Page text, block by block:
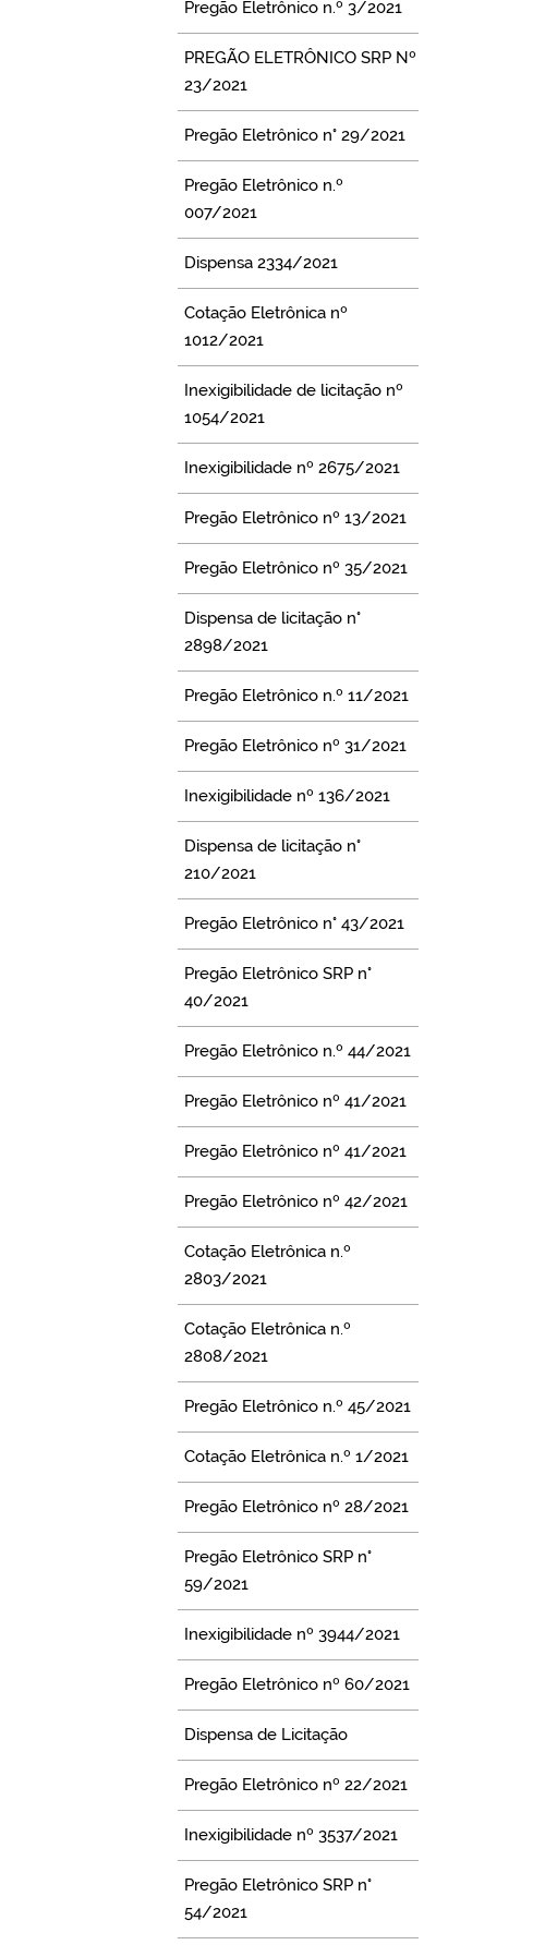
Pregão Eletrônico n.º 3/2021
PREGÃO ELETRÔNICO SRP Nº
23/2021
Pregão Eletrônico n° 29/2021
Pregão Eletrônico n.º
007/2021
Dispensa 2334/2021
Cotação Eletrônica nº
1012/2021
Inexigibilidade de licitação nº
1054/2021
Inexigibilidade nº 2675/2021
Pregão Eletrônico nº 13/2021
Pregão Eletrônico nº 35/2021
Dispensa de licitação n°
2898/2021
Pregão Eletrônico n.º 11/2021
Pregão Eletrônico nº 31/2021
Inexigibilidade nº 136/2021
Dispensa de licitação n°
210/2021
Pregão Eletrônico n° 43/2021
Pregão Eletrônico SRP n°
40/2021
Pregão Eletrônico n.º 44/2021
Pregão Eletrônico nº 41/2021
Pregão Eletrônico nº 41/2021
Pregão Eletrônico nº 42/2021
Cotação Eletrônica n.º
2803/2021
Cotação Eletrônica n.º
2808/2021
Pregão Eletrônico n.º 45/2021
Cotação Eletrônica n.º 1/2021
Pregão Eletrônico nº 28/2021
Pregão Eletrônico SRP n°
59/2021
Inexigibilidade nº 3944/2021
Pregão Eletrônico nº 60/2021
Dispensa de Licitação
Pregão Eletrônico nº 22/2021
Inexigibilidade nº 3537/2021
Pregão Eletrônico SRP n°
54/2021